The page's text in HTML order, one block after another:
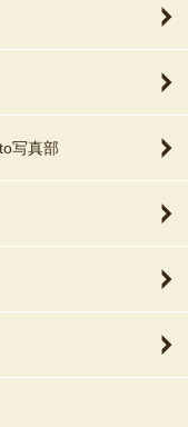
写真部